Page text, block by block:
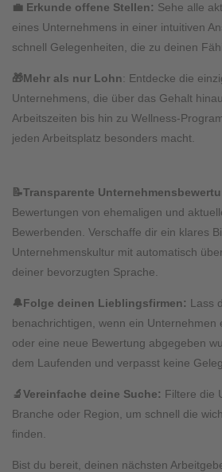
💼 Erkunde offene Stellen: Sehe alle
eines Unternehmens in einer intuitiven
schnell Gelegenheiten, die zu deinen
🎁Mehr als nur Lohn: Entdecke die
Unternehmens, die über das Gehalt
Arbeitszeiten bis hin zu Wellness-
jeden Arbeitsplatz besonders macht.
📝Transparente
Bewertungen von ehemaligen und
Bewerbenden. Verschaffe dir ein klares
Unternehmenskultur mit automatisch
deiner bevorzugten Sprache.
🔔Folge deinen Lieblingsfirmen: Lass
benachrichtigen, wenn ein Unternehmen
oder eine neue Bewertung abgegeben
dem Laufenden und verpasst keine
🔬Vereinfache deine Suche: Filtere die
Branche oder Region, um schnell die
finden.
Bist du bereit, deinen nächsten